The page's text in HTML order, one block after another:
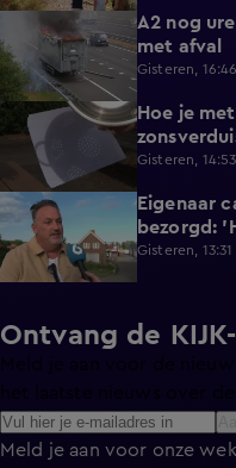
A2 nog
met afval
Gisteren, 16:46
1:21
Hoe je
Gisteren, 14:53
2:14
Eigenaar
bezorgd:
Gisteren, 13:31
Ontvang de
Meld je aan voor onze